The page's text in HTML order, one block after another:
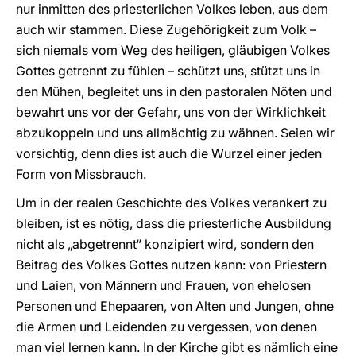
nur inmitten des priesterlichen Volkes leben, aus dem
auch wir stammen. Diese Zugehörigkeit zum Volk –
sich niemals vom Weg des heiligen, gläubigen Volkes
Gottes getrennt zu fühlen – schützt uns, stützt uns in
den Mühen, begleitet uns in den pastoralen Nöten und
bewahrt uns vor der Gefahr, uns von der Wirklichkeit
abzukoppeln und uns allmächtig zu wähnen. Seien wir
vorsichtig, denn dies ist auch die Wurzel einer jeden
Form von Missbrauch.
Um in der realen Geschichte des Volkes verankert zu
bleiben, ist es nötig, dass die priesterliche Ausbildung
nicht als „abgetrennt“ konzipiert wird, sondern den
Beitrag des Volkes Gottes nutzen kann: von Priestern
und Laien, von Männern und Frauen, von ehelosen
Personen und Ehepaaren, von Alten und Jungen, ohne
die Armen und Leidenden zu vergessen, von denen
man viel lernen kann. In der Kirche gibt es nämlich eine